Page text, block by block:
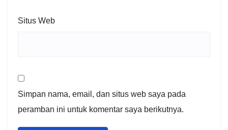
Situs Web
Simpan nama, email, dan situs web saya pada
peramban ini untuk komentar saya berikutnya.